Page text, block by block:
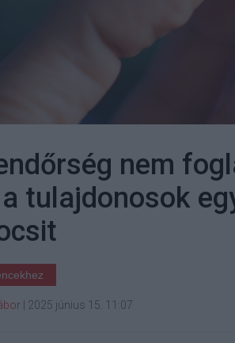
nem
tulajdonosok
2025 június 15. 11:07